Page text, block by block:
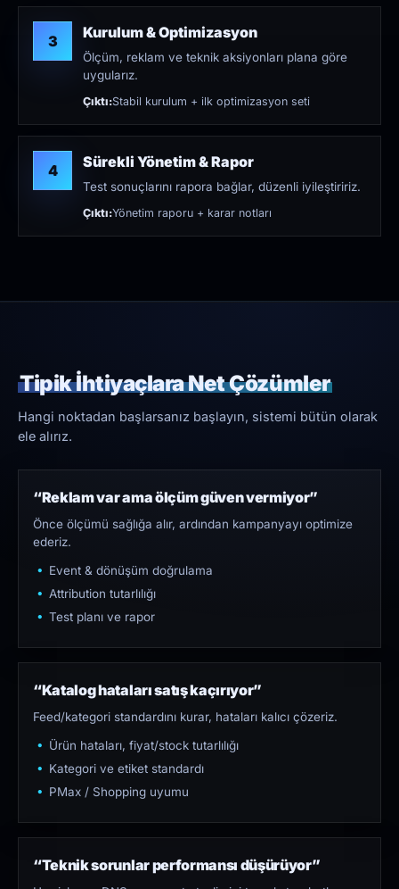
3 Kurulum & Optimizasyon
Ölçüm, reklam ve teknik aksiyonları plana göre
uygularız.
Çıktı:Stabil kurulum + ilk optimizasyon seti
4 Sürekli Yönetim & Rapor
Test sonuçlarını rapora bağlar, düzenli iyileştiririz.
Çıktı:Yönetim raporu + karar notları
Tipik İhtiyaçlara Net Çözümler
Hangi noktadan başlarsanız başlayın, sistemi bütün olarak
ele alırız.
“Reklam var ama ölçüm güven vermiyor”
Önce ölçümü sağlığa alır, ardından kampanyayı optimize
ederiz.
Event & dönüşüm doğrulama
Attribution tutarlılığı
Test planı ve rapor
“Katalog hataları satış kaçırıyor”
Feed/kategori standardını kurar, hataları kalıcı çözeriz.
Ürün hataları, fiyat/stock tutarlılığı
Kategori ve etiket standardı
PMax / Shopping uyumu
“Teknik sorunlar performansı düşürüyor”